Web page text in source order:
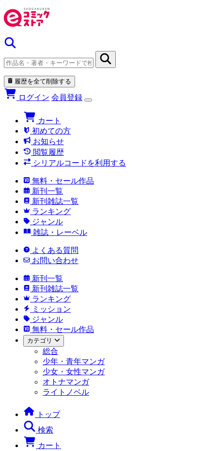
履歴を全て削除する
ログイン 会員登録
カート
初めての方
お知らせ
閲覧履歴
シリアルコードを利用する
無料・セール作品
新刊一覧
新刊雑誌一覧
ランキング
ジャンル
雑誌・レーベル
よくある質問
お問い合わせ
新刊一覧
新刊雑誌一覧
ランキング
ミッション
ジャンル
無料・セール作品
カテゴリ
総合
少年・青年マンガ
少女・女性マンガ
オトナマンガ
ライトノベル
トップ
検索
カート